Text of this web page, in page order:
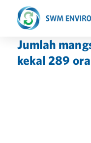
Jumlah
kekal 289